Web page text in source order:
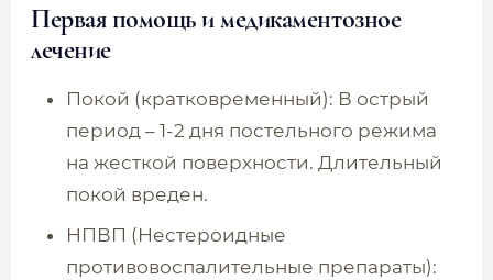
Первая помощь и медикаментозное
лечение
Покой (кратковременный): В острый
период – 1-2 дня постельного режима
на жесткой поверхности. Длительный
покой вреден.
НПВП (Нестероидные
противовоспалительные препараты):